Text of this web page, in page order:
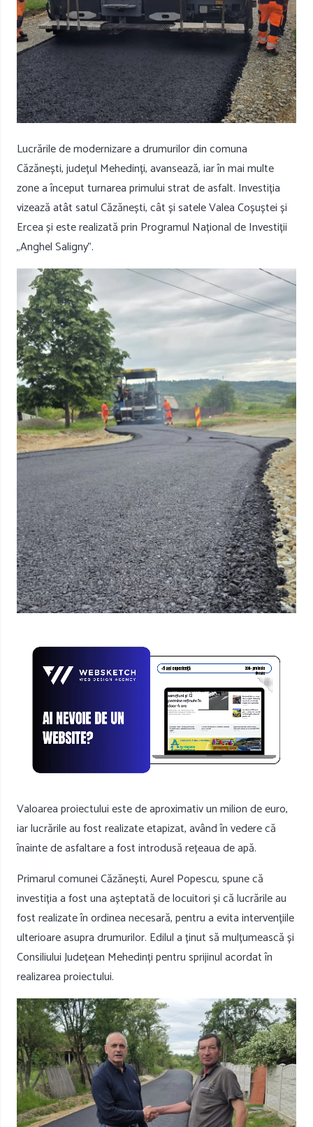
Lucrările de modernizare a drumurilor din comuna
Căzănești, județul Mehedinți, avansează, iar în mai multe
zone a început turnarea primului strat de asfalt. Investiția
vizează atât satul Căzănești, cât și satele Valea Coșuștei și
Ercea și este realizată prin Programul Național de Investiții
„Anghel Saligny”.
Valoarea proiectului este de aproximativ un milion de euro,
iar lucrările au fost realizate etapizat, având în vedere că
înainte de asfaltare a fost introdusă rețeaua de apă.
Primarul comunei Căzănești, Aurel Popescu, spune că
investiția a fost una așteptată de locuitori și că lucrările au
fost realizate în ordinea necesară, pentru a evita intervențiile
ulterioare asupra drumurilor. Edilul a ținut să mulțumească și
Consiliului Județean Mehedinți pentru sprijinul acordat în
realizarea proiectului.